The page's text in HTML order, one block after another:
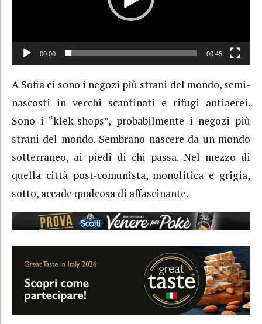
00:00 00:45
A Sofia ci sono i negozi più strani del mondo, semi-
nascosti in vecchi scantinati e rifugi antiaerei.
Sono i “klek-shops”, probabilmente i negozi più
strani del mondo. Sembrano nascere da un mondo
sotterraneo, ai piedi di chi passa. Nel mezzo di
quella città post-comunista, monolitica e grigia,
sotto, accade qualcosa di affascinante.